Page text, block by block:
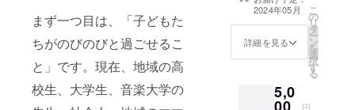
まず一つ目は、「子どもた
ちがのびのびと過ごせるこ
と」です。現在、地域の高
校生、大学生、音楽大学の
2024年05月
詳細を見る
こ
の
リ
タ
ー
ン
を
選
択
す
る
5,0
円